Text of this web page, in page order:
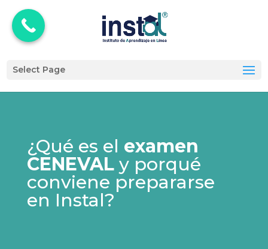
Select Page
¿Qué es el examen
CENEVALy porqué
conviene prepararse
en Instal?